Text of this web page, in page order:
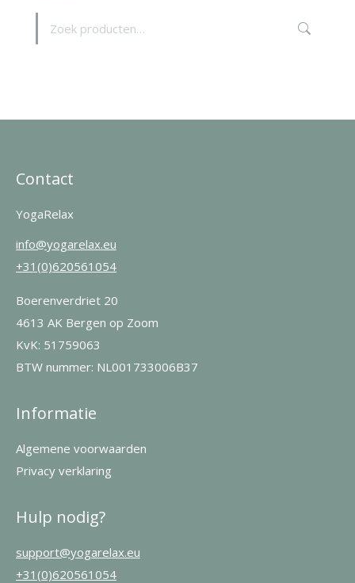
Contact
YogaRelax
info@yogarelax.eu
+31(0)620561054
Boerenverdriet 20
4613 AK Bergen op Zoom
KvK: 51759063
BTW nummer: NL001733006B37
Informatie
Algemene voorwaarden
Privacy verklaring
Hulp nodig?
support@yogarelax.eu
+31(0)620561054